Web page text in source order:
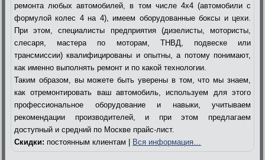
ремонта любых автомобилей, в том числе 4х4 (автомобили с
формулой колес 4 на 4), имеем оборудованные боксы и цехи.
При этом, специалисты предприятия (дизелисты, мотористы,
слесаря, мастера по моторам, ТНВД, подвеске или
трансмиссии) квалифицированы и опытны, а потому понимают,
как именно выполнять ремонт и по какой технологии.
Таким образом, вы можете быть уверены в том, что мы знаем,
как отремонтировать ваш автомобиль, используем для этого
профессиональное оборудование и навыки, учитываем
рекомендации производителей, и при этом предлагаем
доступный и средний по Москве прайс-лист.
Скидки: постоянным клиентам | Вся информация…